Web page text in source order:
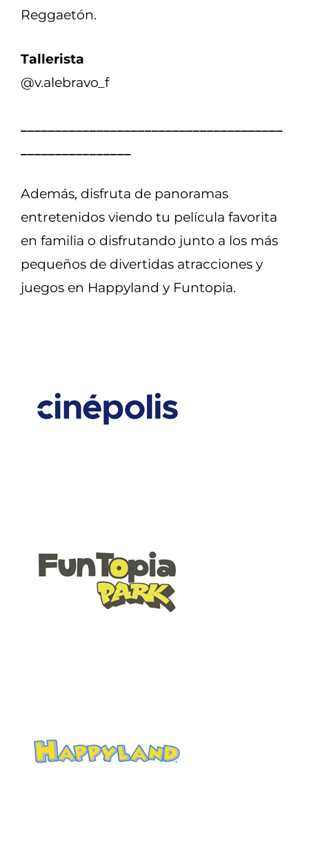
Reggaetón.
Tallerista
@v.alebravo_f
Además, disfruta de panoramas
entretenidos viendo tu película favorita
en familia o disfrutando junto a los más
pequeños de divertidas atracciones y
juegos en Happyland y Funtopia.